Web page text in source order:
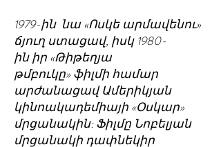
1979-ին նա «Ոսկե արմավենու»
ճյուղ ստացավ, իսկ 1980-
ին իր «Թիթեղյա
թմբուկը» ֆիլմի համար
արժանացավ Ամերիկյան
կինոակադեմիայի «Օսկար»
մրցանակին: Ֆիլմը Նոբելյան
մրցանակի դափնեկիր